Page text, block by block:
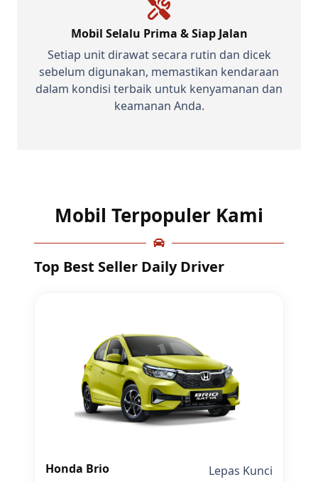
Mobil Selalu Prima & Siap Jalan
Setiap unit dirawat secara rutin dan dicek
sebelum digunakan, memastikan kendaraan
dalam kondisi terbaik untuk kenyamanan dan
keamanan Anda.
Mobil Terpopuler Kami
Top Best Seller Daily Driver
Honda Brio Lepas Kunci